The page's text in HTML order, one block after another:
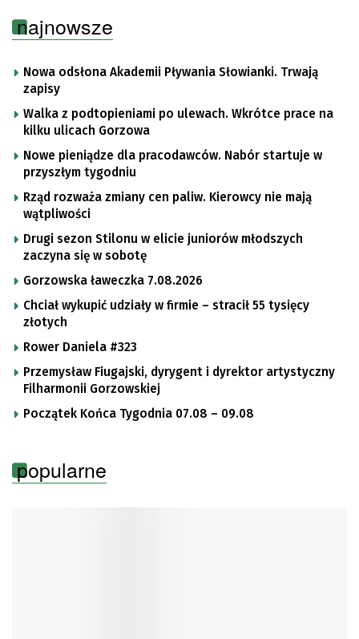
najnowsze
Nowa odsłona Akademii Pływania Słowianki. Trwają
zapisy
Walka z podtopieniami po ulewach. Wkrótce prace na
kilku ulicach Gorzowa
Nowe pieniądze dla pracodawców. Nabór startuje w
przyszłym tygodniu
Rząd rozważa zmiany cen paliw. Kierowcy nie mają
wątpliwości
Drugi sezon Stilonu w elicie juniorów młodszych
zaczyna się w sobotę
Gorzowska ławeczka 7.08.2026
Chciał wykupić udziały w firmie – stracił 55 tysięcy
złotych
Rower Daniela #323
Przemysław Fiugajski, dyrygent i dyrektor artystyczny
Filharmonii Gorzowskiej
Początek Końca Tygodnia 07.08 – 09.08
popularne